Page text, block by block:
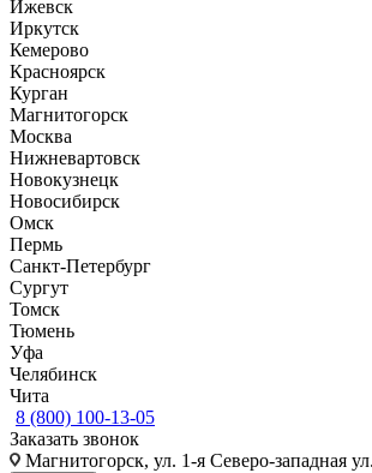
Ижевск
Иркутск
Кемерово
Красноярск
Курган
Магнитогорск
Москва
Нижневартовск
Новокузнецк
Новосибирск
Омск
Пермь
Санкт-Петербург
Сургут
Томск
Тюмень
Уфа
Челябинск
Чита
8 (800) 100-13-05
Заказать звонок
Магнитогорск, ул. 1-я Северо-западная